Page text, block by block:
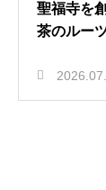
聖福寺を
茶のルー